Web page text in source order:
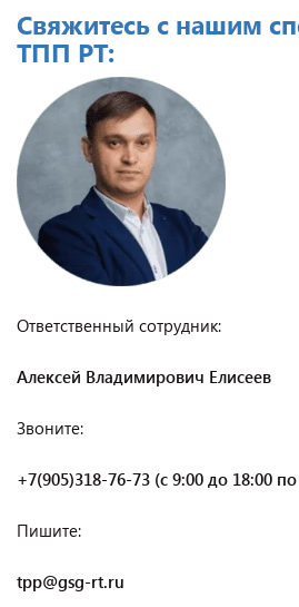
Свяжитесь с нашим
ТПП РТ:
Ответственный сотрудник:
Алексей Владимирович Елисеев
Звоните:
+7(905)318-76-73 (с 9:00 до 18:00
Пишите:
tpp@gsg-rt.ru